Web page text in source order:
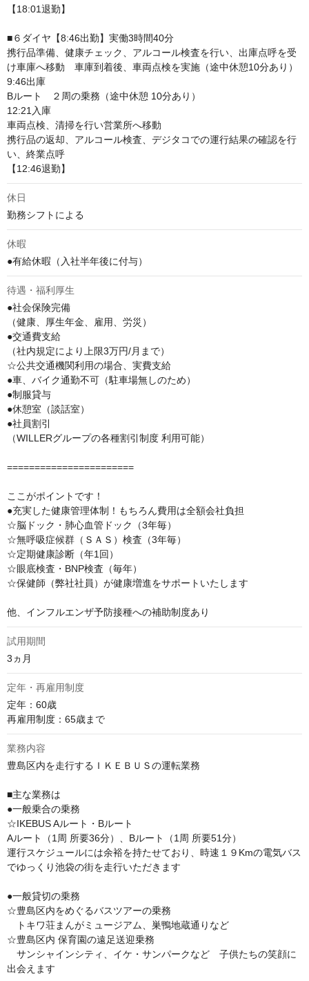
【18:01退勤】
■６ダイヤ【8:46出勤】実働3時間40分
携行品準備、健康チェック、アルコール検査を行い、出庫点呼を受
け車庫へ移動　車庫到着後、車両点検を実施（途中休憩10分あり）
9:46出庫
Bルート　２周の乗務（途中休憩 10分あり）
12:21入庫
車両点検、清掃を行い営業所へ移動
携行品の返却、アルコール検査、デジタコでの運行結果の確認を行
い、終業点呼
【12:46退勤】
休日
勤務シフトによる
休暇
●有給休暇（入社半年後に付与）
待遇・福利厚生
●社会保険完備
（健康、厚生年金、雇用、労災）
●交通費支給
（社内規定により上限3万円/月まで）
☆公共交通機関利用の場合、実費支給
●車、バイク通勤不可（駐車場無しのため）
●制服貸与
●休憩室（談話室）
●社員割引
（WILLERグループの各種割引制度 利用可能）
=======================
ここがポイントです！
●充実した健康管理体制！もちろん費用は全額会社負担
☆脳ドック・肺心血管ドック（3年毎）
☆無呼吸症候群（ＳＡＳ）検査（3年毎）
☆定期健康診断（年1回）
☆眼底検査・BNP検査（毎年）
☆保健師（弊社社員）が健康増進をサポートいたします
他、インフルエンザ予防接種への補助制度あり
試用期間
3ヵ月
定年・再雇用制度
定年：60歳
再雇用制度：65歳まで
業務内容
豊島区内を走行するＩＫＥＢＵＳの運転業務
■主な業務は
●一般乗合の乗務
☆IKEBUS Aルート・Bルート
Aルート（1周 所要36分）、Bルート（1周 所要51分）
運行スケジュールには余裕を持たせており、時速１９Kmの電気バス
でゆっくり池袋の街を走行いただきます
●一般貸切の乗務
☆豊島区内をめぐるバスツアーの乗務
トキワ荘まんがミュージアム、巣鴨地蔵通りなど
☆豊島区内 保育園の遠足送迎乗務
サンシャインシティ、イケ・サンパークなど　子供たちの笑顔に
出会えます